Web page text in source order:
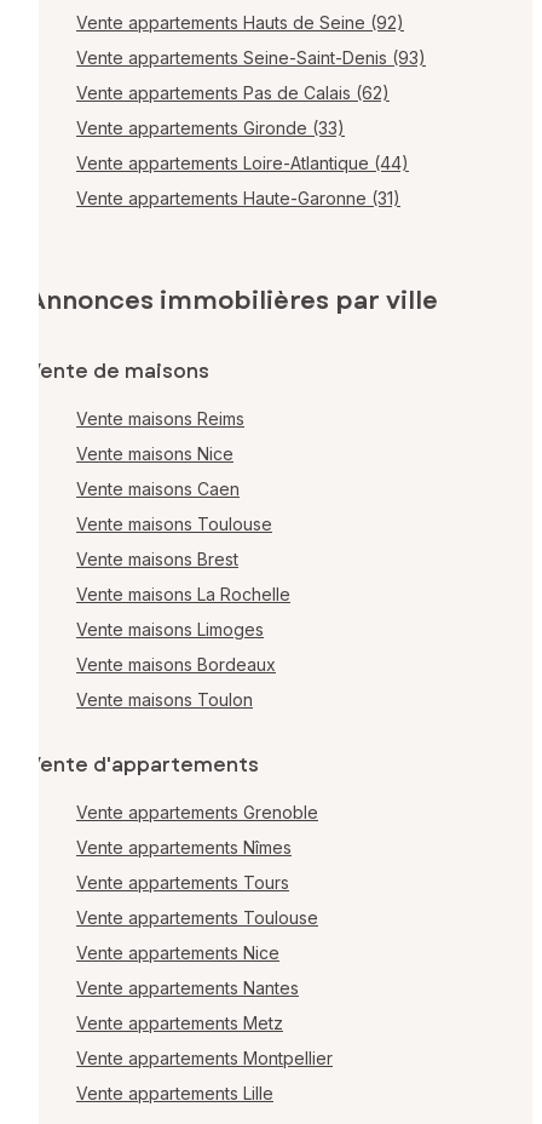
Vente appartements Hauts de Seine (92)
Vente appartements Seine-Saint-Denis (93)
Vente appartements Pas de Calais (62)
Vente appartements Gironde (33)
Vente appartements Loire-Atlantique (44)
Vente appartements Haute-Garonne (31)
Annonces immobilières par ville
Vente de maisons
Vente maisons Reims
Vente maisons Nice
Vente maisons Caen
Vente maisons Toulouse
Vente maisons Brest
Vente maisons La Rochelle
Vente maisons Limoges
Vente maisons Bordeaux
Vente maisons Toulon
Vente d'appartements
Vente appartements Grenoble
Vente appartements Nîmes
Vente appartements Tours
Vente appartements Toulouse
Vente appartements Nice
Vente appartements Nantes
Vente appartements Metz
Vente appartements Montpellier
Vente appartements Lille